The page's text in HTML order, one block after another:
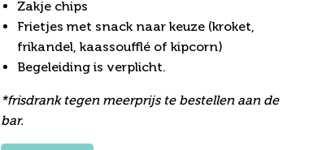
Zakje chips
Frietjes met snack naar keuze (kroket,
frikandel, kaassoufflé of kipcorn)
Begeleiding is verplicht.
*frisdrank tegen meerprijs te bestellen aan de
bar.